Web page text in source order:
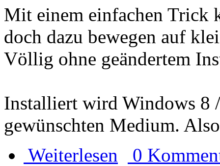
Mit einem einfachen Trick
doch dazu bewegen auf
Völlig ohne geändertem
Installiert wird Windows 8
gewünschten Medium.
Weiterlesen
0